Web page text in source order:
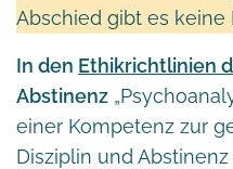
Abschied gibt es keine
In den Ethikrichtlinien
Abstinenz
einer Kompetenz zur
Disziplin und